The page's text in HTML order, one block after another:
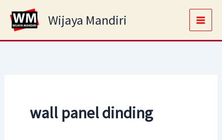
content
Wijaya Mandiri
Main
wall panel dinding